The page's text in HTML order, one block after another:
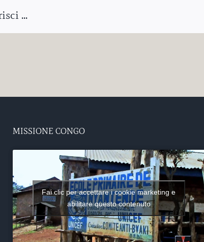
...
MISSIONE CONGO
Fai clic per accettare i cookie marketing e
abilitare questo contenuto